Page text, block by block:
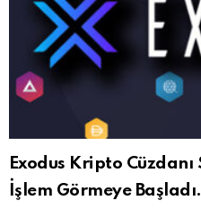
Exodus Kripto Cüzdanı
İşlem Görmeye Başladı.